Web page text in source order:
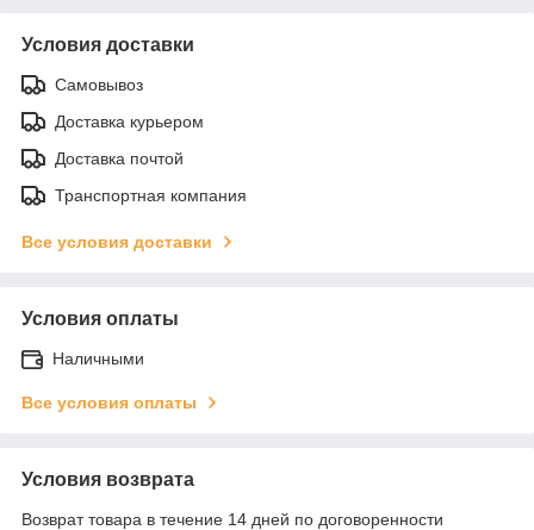
Условия доставки
Самовывоз
Доставка курьером
Доставка почтой
Транспортная компания
Все условия доставки
Условия оплаты
Наличными
Все условия оплаты
Условия возврата
Возврат товара в течение 14 дней по договоренности